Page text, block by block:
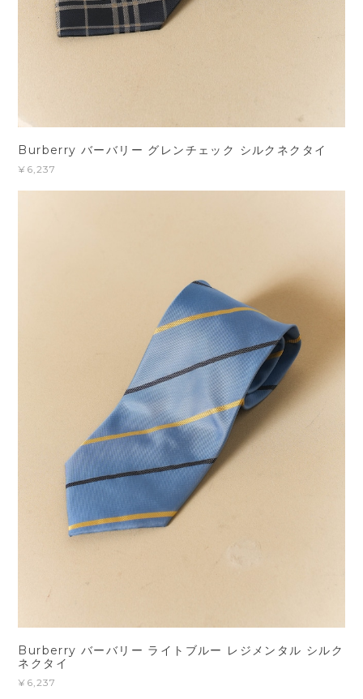
Burberry バーバリー グレンチェック シルクネクタイ
¥6,237
Burberry バーバリー ライトブルー レジメンタル シルク
ネクタイ
¥6,237